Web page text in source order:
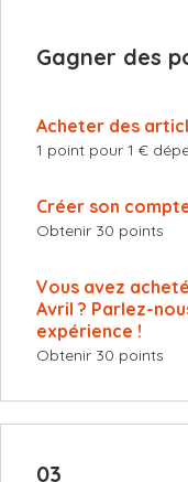
Gagner des
Acheter des
1 point pour 1 €
Créer son
Obtenir 30 points
Vous avez
Avril ? Parlez-
expérience !
Obtenir 30 points
03